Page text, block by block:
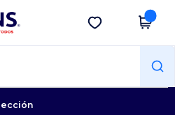
Descargar app